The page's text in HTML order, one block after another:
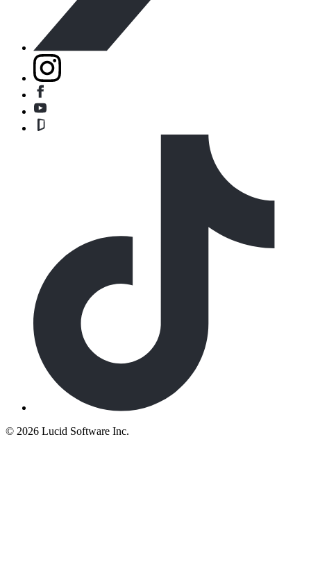
© 2026 Lucid Software Inc.